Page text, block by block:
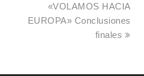
«VOLAMOS HACIA
EUROPA» Conclusiones
finales